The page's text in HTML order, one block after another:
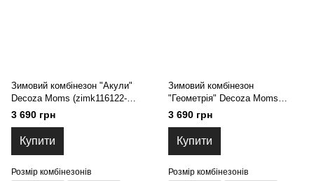
Зимовий комбінезон "Акули"
Decoza Moms (zimk116122-
ОР038-pl016) 116-122 см
3 690 грн
Купити
Розмір комбінезонів
Зимовий комбінезон
"Геометрія" Decoza Moms
(zimk116122-OP030-pl016) 116-
3 690 грн
Купити
Розмір комбінезонів